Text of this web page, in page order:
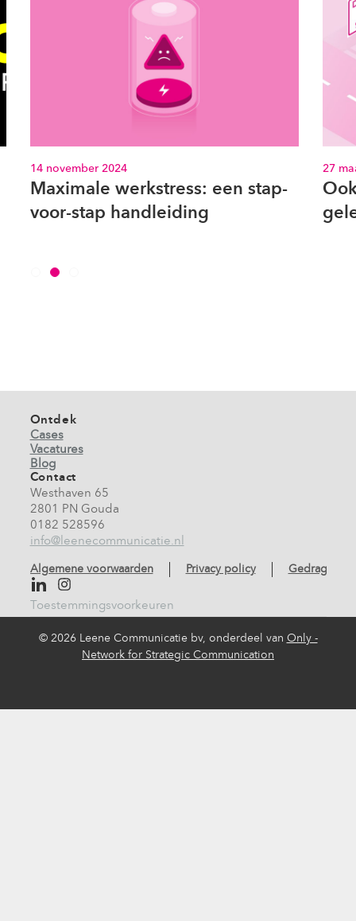
een stap-
Ook zo’n last van
gelebordenblues?
Ontdek
Cases
Vacatures
Blog
Contact
Westhaven 65
2801 PN Gouda
0182 528596
info@leenecommunicatie.nl
Algemene voorwaarden Privacy policy
Toestemmingsvoorkeuren
© 2026 Leene Communicatie bv, onderdeel van Only -
Network for Strategic Communication